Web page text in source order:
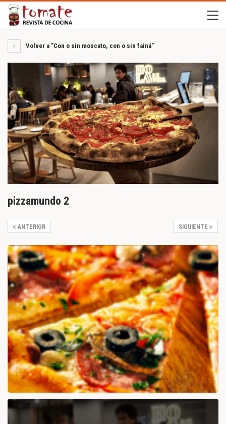
Volver a "Con o sin moscato, con o sin fainá"
pizzamundo 2
SIGUIENTE
ANTERIOR